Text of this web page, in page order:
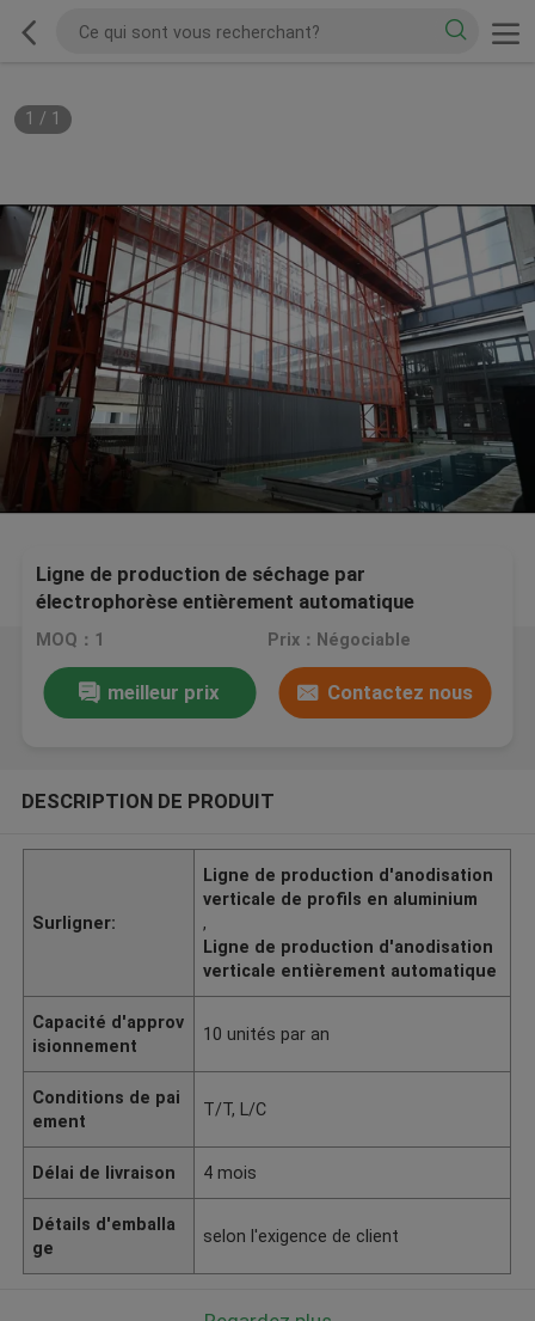
1 / 1
Ligne de production de séchage par
électrophorèse entièrement automatique
MOQ：1 Prix：Négociable
meilleur prix Contactez nous
DESCRIPTION DE PRODUIT
Surligner:
Ligne de production d'anodisation
verticale de profils en aluminium
,
Ligne de production d'anodisation
verticale entièrement automatique
Capacité d'approv
isionnement
10 unités par an
Conditions de pai
ement
T/T, L/C
Délai de livraison 4 mois
Détails d'emballa
ge
selon l'exigence de client